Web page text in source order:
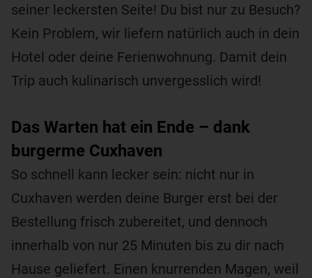
seiner leckersten Seite! Du bist nur zu Besuch?
Kein Problem, wir liefern natürlich auch in dein
Hotel oder deine Ferienwohnung. Damit dein
Trip auch kulinarisch unvergesslich wird!
Das Warten hat ein Ende – dank
burgerme Cuxhaven
So schnell kann lecker sein: nicht nur in
Cuxhaven werden deine Burger erst bei der
Bestellung frisch zubereitet, und dennoch
innerhalb von nur 25 Minuten bis zu dir nach
Hause geliefert. Einen knurrenden Magen, weil